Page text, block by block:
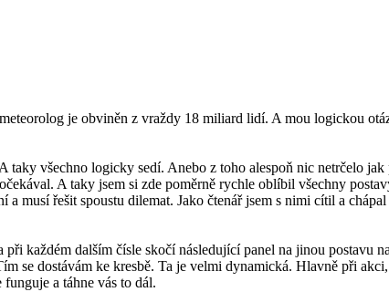
je obviněn z vraždy 18 miliard lidí. A mou logickou
všechno logicky sedí. Anebo z toho alespoň nic netrčelo
A taky jsem si zde poměrně rychle oblíbil všechny
musí řešit spoustu dilemat. Jako čtenář jsem s nimi cítil a
každém dalším čísle skočí následující panel na jinou postavu
se dostávám ke kresbě. Ta je velmi dynamická. Hlavně při
a táhne vás to dál.